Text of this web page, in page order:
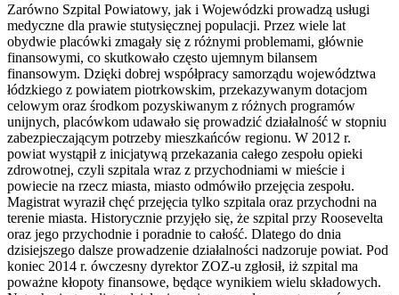
Zarówno Szpital Powiatowy, jak i Wojewódzki prowadzą usługi
medyczne dla prawie stutysięcznej populacji. Przez wiele lat
obydwie placówki zmagały się z różnymi problemami, głównie
finansowymi, co skutkowało często ujemnym bilansem
finansowym. Dzięki dobrej współpracy samorządu województwa
łódzkiego z powiatem piotrkowskim, przekazywanym dotacjom
celowym oraz środkom pozyskiwanym z różnych programów
unijnych, placówkom udawało się prowadzić działalność w stopniu
zabezpieczającym potrzeby mieszkańców regionu. W 2012 r.
powiat wystąpił z inicjatywą przekazania całego zespołu opieki
zdrowotnej, czyli szpitala wraz z przychodniami w mieście i
powiecie na rzecz miasta, miasto odmówiło przejęcia zespołu.
Magistrat wyraził chęć przejęcia tylko szpitala oraz przychodni na
terenie miasta. Historycznie przyjęło się, że szpital przy Roosevelta
oraz jego przychodnie i poradnie to całość. Dlatego do dnia
dzisiejszego dalsze prowadzenie działalności nadzoruje powiat. Pod
koniec 2014 r. ówczesny dyrektor ZOZ-u zgłosił, iż szpital ma
poważne kłopoty finansowe, będące wynikiem wielu składowych.